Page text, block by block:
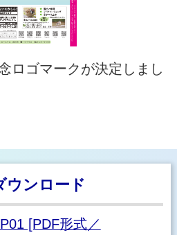
ロゴマークが決定しまし
ウンロード
[PDF形式／